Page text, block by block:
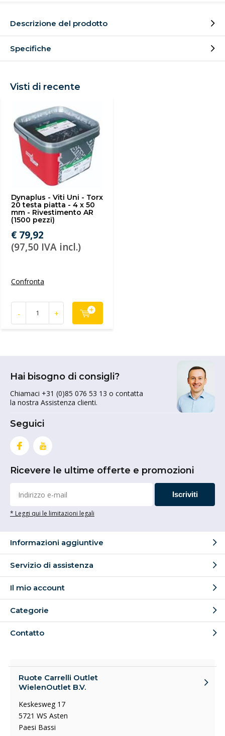
Descrizione del prodotto
Specifiche
Visti di recente
Dynaplus - Viti Uni - Torx
20 testa piatta - 4 x 50
mm - Rivestimento AR
(1500 pezzi)
€ 79,92
(97,50 IVA incl.)
Confronta
- +
Hai bisogno di consigli?
Chiamaci +31 (0)85 076 53 13 o contatta
la nostra Assistenza clienti.
Seguici
Ricevere le ultime offerte e promozioni
Iscriviti
* Leggi qui le limitazioni legali
Informazioni aggiuntive
Servizio di assistenza
Il mio account
Categorie
Contatto
Ruote Carrelli Outlet
WielenOutlet B.V.
Keskesweg 17
5721 WS Asten
Paesi Bassi